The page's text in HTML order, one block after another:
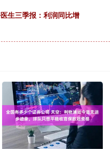
生三季报：利润同比增